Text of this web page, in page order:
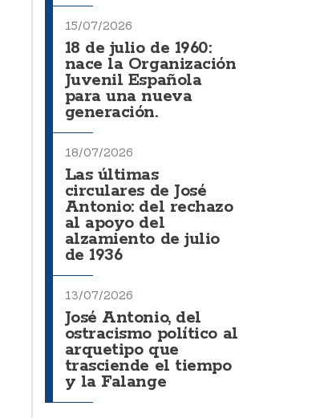
15/07/2026
18 de julio de 1960:
nace la Organización
Juvenil Española
para una nueva
generación.
18/07/2026
Las últimas
circulares de José
Antonio: del rechazo
al apoyo del
alzamiento de julio
de 1936
13/07/2026
José Antonio, del
ostracismo político al
arquetipo que
trasciende el tiempo
y la Falange